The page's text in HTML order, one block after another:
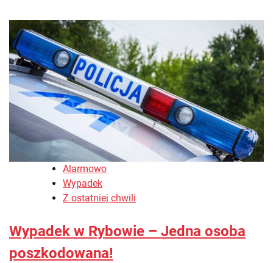
Alarmowo
Wypadek
Z ostatniej chwili
Wypadek w Rybowie – Jedna osoba
poszkodowana!